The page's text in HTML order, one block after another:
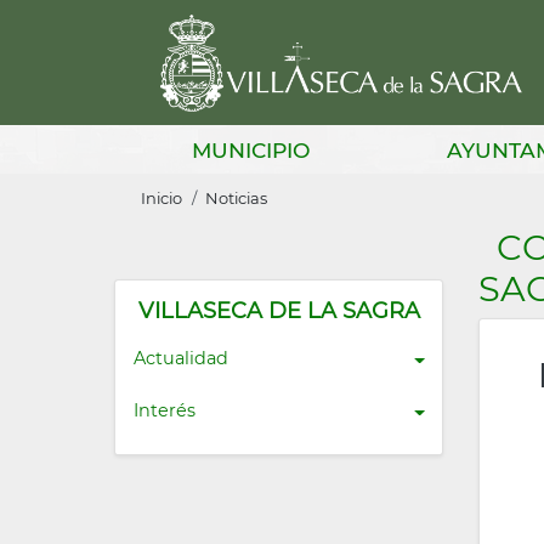
MUNICIPIO
Sobrescribir
de
ayuda
a
la
Inicio Noticias
VILLASECA DE LA SAGRA
Actualidad
Interés